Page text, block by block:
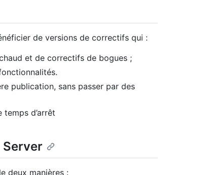
de versions de correctifs qui :
et de correctifs de bogues ;
publication, sans passer par des
d’arrêt
Server
deux manières :